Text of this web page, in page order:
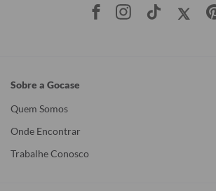
Sobre a Gocase
Quem Somos
Onde Encontrar
Trabalhe Conosco